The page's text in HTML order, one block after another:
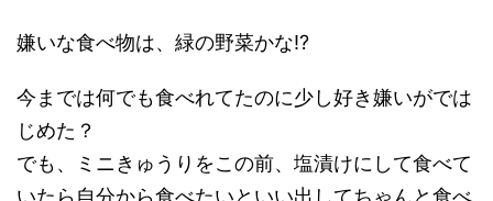
嫌いな食べ物は、緑の野菜かな!?
今までは何でも食べれてたのに少し好き嫌いがでは
じめた？
でも、ミニきゅうりをこの前、塩漬けにして食べて
いたら自分から食べたいといい出してちゃんと食べ